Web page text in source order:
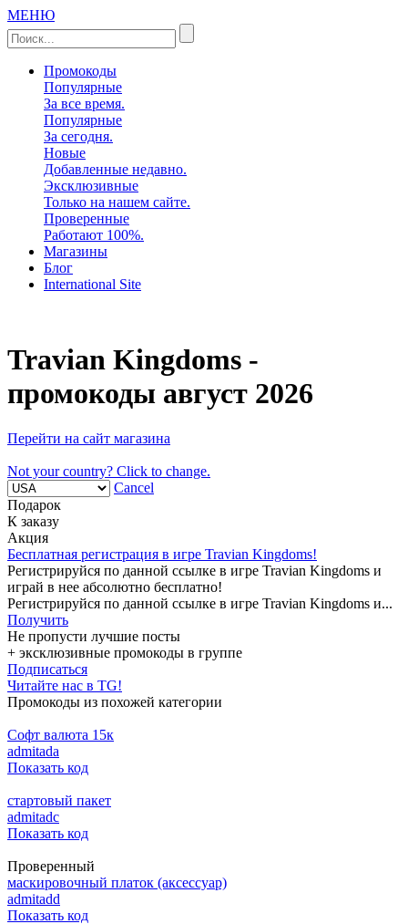
МЕНЮ
Промокоды
Популярные
За все время.
Популярные
За сегодня.
Новые
Добавленные недавно.
Эксклюзивные
Только на нашем сайте.
Проверенные
Работают 100%.
Магазины
Блог
International Site
Travian Kingdoms -
промокоды август 2026
Перейти на сайт магазина
Not your country? Click to change.
Cancel
Подарок
К заказу
Акция
Бесплатная регистрация в игре Travian Kingdoms!
Регистрируйся по данной ссылке в игре Travian Kingdoms и
играй в нее абсолютно бесплатно!
Регистрируйся по данной ссылке в игре Travian Kingdoms и...
Получить
Не пропусти лучшие посты
+ эксклюзивные промокоды в группе
Подписаться
Читайте нас в TG!
Промокоды из похожей категории
Cофт валюта 15к
admitada
Показать код
стартовый пакет
admitadc
Показать код
Проверенный
маскировочный платок (аксессуар)
admitadd
Показать код